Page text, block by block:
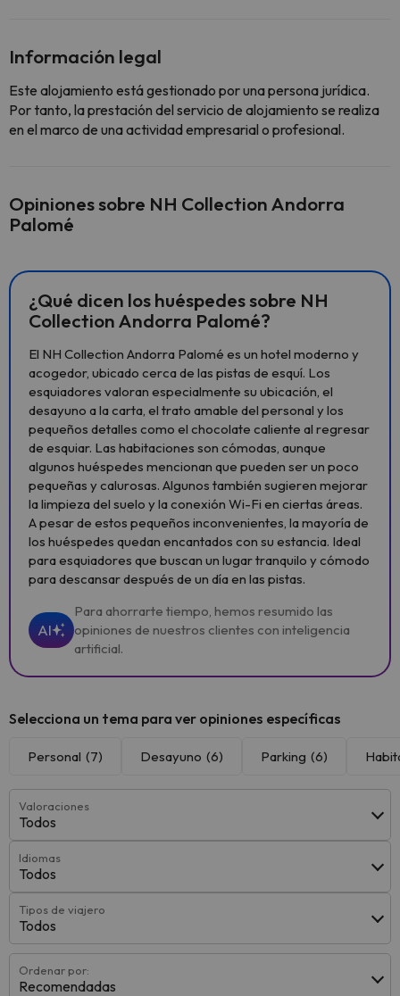
Información legal
Este alojamiento está gestionado por una persona jurídica.
Por tanto, la prestación del servicio de alojamiento se realiza
en el marco de una actividad empresarial o profesional.
Opiniones sobre NH Collection Andorra
Palomé
¿Qué dicen los huéspedes sobre NH
Collection Andorra Palomé?
El NH Collection Andorra Palomé es un hotel moderno y
acogedor, ubicado cerca de las pistas de esquí. Los
esquiadores valoran especialmente su ubicación, el
desayuno a la carta, el trato amable del personal y los
pequeños detalles como el chocolate caliente al regresar
de esquiar. Las habitaciones son cómodas, aunque
algunos huéspedes mencionan que pueden ser un poco
pequeñas y calurosas. Algunos también sugieren mejorar
la limpieza del suelo y la conexión Wi-Fi en ciertas áreas.
A pesar de estos pequeños inconvenientes, la mayoría de
los huéspedes quedan encantados con su estancia. Ideal
para esquiadores que buscan un lugar tranquilo y cómodo
para descansar después de un día en las pistas.
AI
Para ahorrarte tiempo, hemos resumido las
opiniones de nuestros clientes con inteligencia
artificial.
Selecciona un tema para ver opiniones específicas
Personal (7) Desayuno (6) Parking (6)
Valoraciones
Todos
Idiomas
Todos
Tipos de viajero
Todos
Ordenar por:
Recomendadas